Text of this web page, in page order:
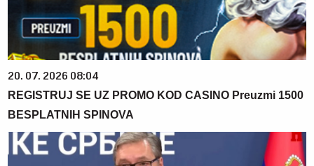
20. 07. 2026 08:04
REGISTRUJ SE UZ PROMO KOD CASINO Preuzmi 1500
BESPLATNIH SPINOVA